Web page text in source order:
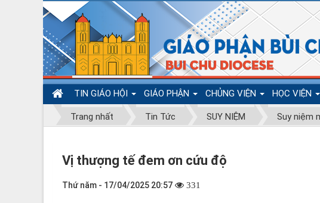
TIN GIÁO HỘI GIÁO PHẬN CHỦNG VIỆN HỌC VIỆN
Trang nhất Tin Tức SUY NIỆM Suy niệm
Vị thượng tế đem ơn cứu độ
Thứ năm - 17/04/2025 20:57 331